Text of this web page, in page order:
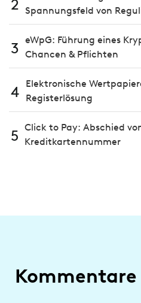
2 Spannungsfeld von
3 eWpG: Führung eines
Chancen & Pflichten
4
Elektronische
Registerlösung
5 Click to Pay: Abschied
Kreditkartennummer
Kommentare